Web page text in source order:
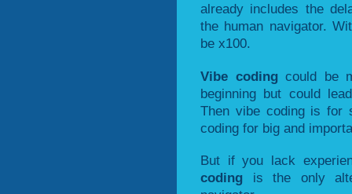
already includes the
the human navigator.
be x100.
Vibe codingcould be
beginning but could
Then vibe coding is for
coding for big and
But if you lack
coding is the only